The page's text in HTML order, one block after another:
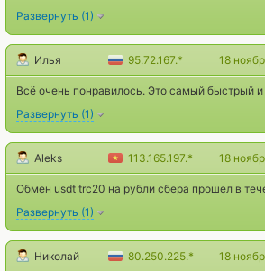
Развернуть (1)
Илья 95.72.167.* 18
Всё очень понравилось. Это самый быстрый
Развернуть (1)
Aleks 113.165.197.* 18
Обмен usdt trc20 на рубли сбера прошел в
Развернуть (1)
Николай 80.250.225.* 18